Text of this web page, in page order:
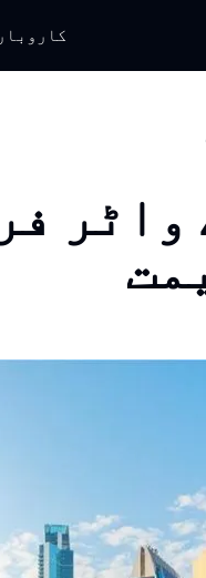
کاروبار
واٹر